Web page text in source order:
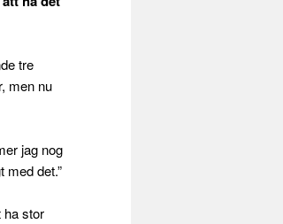
tre
men nu
jag nog
med det.”
ha stor